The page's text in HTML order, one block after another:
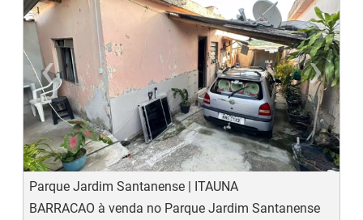
‹
Previous
›
Parque Jardim Santanense | ITAUNA
BARRACAO à venda no Parque Jardim Santanense